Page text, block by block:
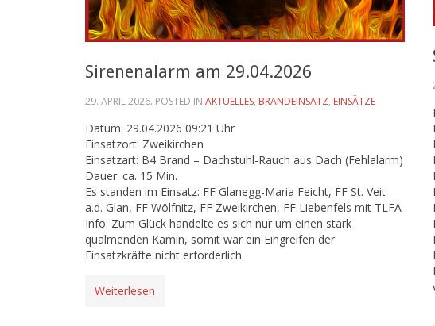
Sirenenalarm am 29.04.2026
29. APRIL 2026. POSTED IN AKTUELLES, BRANDEINSATZ, EINSÄTZE
Datum: 29.04.2026 09:21 Uhr
Einsatzort: Zweikirchen
Einsatzart: B4 Brand – Dachstuhl-Rauch aus Dach (Fehlalarm)
Dauer: ca. 15 Min.
Es standen im Einsatz: FF Glanegg-Maria Feicht, FF St. Veit
a.d. Glan, FF Wölfnitz, FF Zweikirchen, FF Liebenfels mit TLFA
Info: Zum Glück handelte es sich nur um einen stark
qualmenden Kamin, somit war ein Eingreifen der
Einsatzkräfte nicht erforderlich.
Weiterlesen